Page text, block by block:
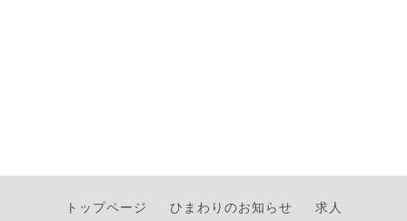
トップページ ひまわりのお知らせ
求人